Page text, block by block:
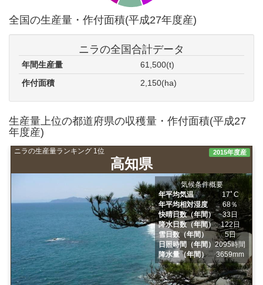
全国の生産量・作付面積(平成27年度産)
ニラの全国合計データ
年間生産量
61,500(t)
作付面積
2,150(ha)
生産量上位の都道府県の収穫量・作付面積(平成27
年度産)
ニラの生産量ランキング 1位
高知県
2015年度産
気候条件概要
年平均気温
17ﾟC
年平均相対湿度
68％
快晴日数（年間）
33日
降水日数（年間）
122日
雪日数（年間）
5日
日照時間（年間）2095時間
降水量（年間）
3659mm